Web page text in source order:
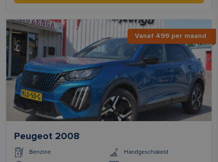
Vanaf 499 per maand
Peugeot 2008
Benzine Handgeschakeld